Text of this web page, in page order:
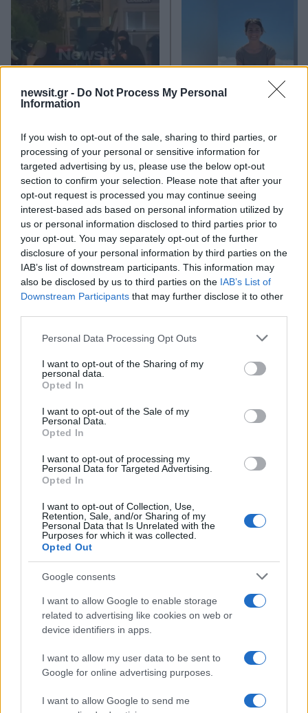
newsit.gr - Do Not Process My Personal
Information
If you wish to opt-out of the sale, sharing to third parties, or
processing of your personal or sensitive information for
targeted advertising by us, please use the below opt-out
section to confirm your selection. Please note that after your
opt-out request is processed you may continue seeing
interest-based ads based on personal information utilized by
us or personal information disclosed to third parties prior to
your opt-out. You may separately opt-out of the further
disclosure of your personal information by third parties on the
IAB’s list of downstream participants. This information may
also be disclosed by us to third parties on the IAB’s List of
Downstream Participants that may further disclose it to other
Please note that this website/app uses one or more Google
not limited to your visit or usage behaviour. You may click to
grant or deny consent to Google and its third-party tags to
use your data for below specified purposes in below Google
consent section.
Personal Data Processing Opt Outs
I want to opt-out of the Sharing of my
personal data.
Opted In
I want to opt-out of the Sale of my
Personal Data.
Opted In
I want to opt-out of processing my
Personal Data for Targeted Advertising.
Opted In
I want to opt-out of Collection, Use,
Retention, Sale, and/or Sharing of my
Personal Data that Is Unrelated with the
Purposes for which it was collected.
Opted Out
Google consents
I want to allow Google to enable storage
related to advertising like cookies on web or
device identifiers in apps.
I want to allow my user data to be sent to
Google for online advertising purposes.
I want to allow Google to send me
Σχόλια
Σχολίασε εδώ
50 /50
Υποβολή σχολίου
Πολιτική Απορρήτου&Όροι Χρήσηςτης Google.
Lifestyle
Share:
Ακολουθήστε το Νewsit.gr στοGoogle Newsκαι
ενημερωθείτε πρώτοι για όλη την ειδησεογραφία και τα
τελευταία νέατης ημέρας
συμμετοχή στην τραγωδία
της Μαρφίν - Μεταφέρθηκε
απευθείας από το
αεροδρόμιο
είχαν ανάγκη» - Η
δήλωση της
της 38χρονης Λίζα
βρέθηκε νεκρή
Κυψέλη